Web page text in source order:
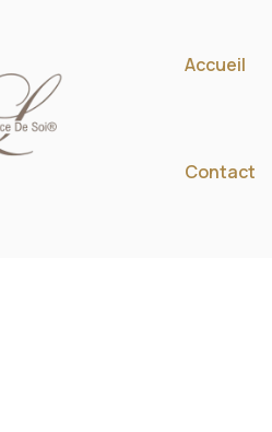
Accueil
Contact